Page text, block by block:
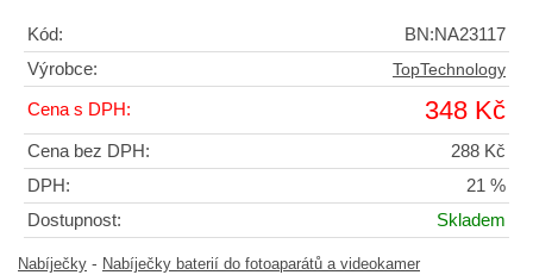
Kód:
BN:NA23117
Výrobce:
TopTechnology
Cena s DPH: 348 Kč
Cena bez DPH:
288 Kč
DPH:
21 %
Dostupnost:
Skladem
Nabíječky - Nabíječky baterií do fotoaparátů a videokamer